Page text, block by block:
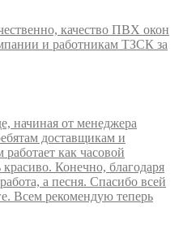
качество ПВХ окон
и работникам ТЗСК за
начиная от менеджера
доставщикам и
как часовой
Конечно, благодаря
а песня. Спасибо всей
Всем рекомендую теперь